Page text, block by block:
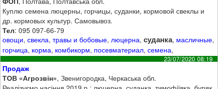
Куплю семена люцерны, горчицы, суданки, кормовой свеклы и
др. кормовых культур. Самовывоз.
Тел: 095 097-66-79
овощи,свекла,травы и бобовые,люцерна,суданка, масличные,
горчица, корма, комбикорм, посевматериал,семена,
23/07/2020 08:19
Продаж
ТОВ «Агрозвін», Звенигородка, Черкаська обл.